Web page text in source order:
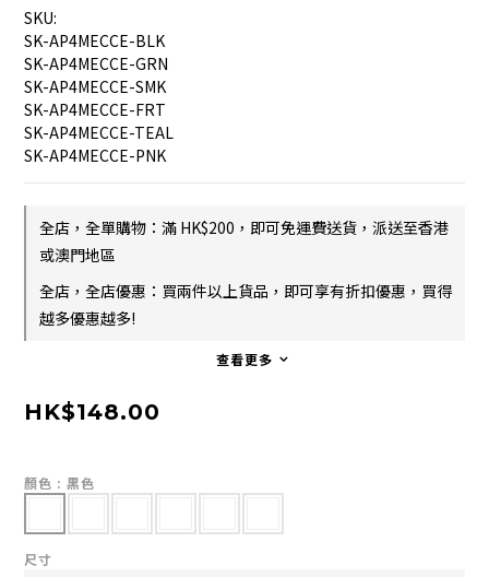
SKU:
SK-AP4MECCE-BLK
SK-AP4MECCE-GRN
SK-AP4MECCE-SMK
SK-AP4MECCE-FRT
SK-AP4MECCE-TEAL
SK-AP4MECCE-PNK
全店，全單購物：滿 HK$200，即可免運費送貨，派送至香港
或澳門地區
全店，全店優惠：買兩件以上貨品，即可享有折扣優惠，買得
越多優惠越多!
查看更多
HK$148.00
顏色 : 黑色
尺寸